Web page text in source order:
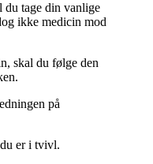
du tage din vanlige
ikke medicin mod
skal du følge den
på
er i tvivl.